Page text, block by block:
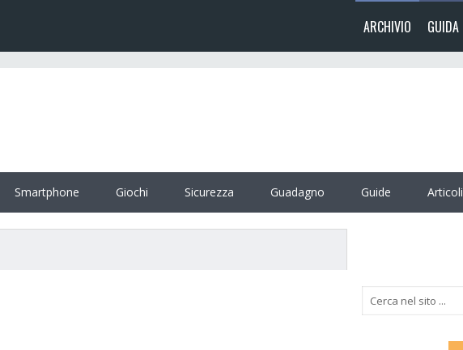
ARCHIVIO GUIDA
Smartphone Giochi Sicurezza Guadagno Guide Articoli